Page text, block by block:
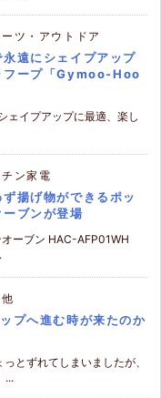
ーツ・アウトドア
遠にシェイプアップ
フープ「Gymoo-Hoo
ェイプアップに最適、楽し
ン家電
揚げ物ができるポッ
ーブンが登場
ーブン HAC-AFP01WH
プへ進む時が来たのか
とずれてしまいましたが、
...